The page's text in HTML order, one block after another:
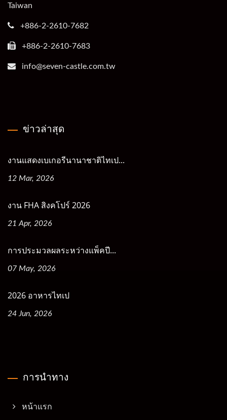
Taiwan
+886-2-2610-7682
+886-2-2610-7683
info@seven-castle.com.tw
ข่าวล่าสุด
งานแสดงเบเกอรีนานาชาติไทเป...
12 Mar, 2026
งาน FHA สิงคโปร์ 2026
21 Apr, 2026
การประมวลผลระหว่างแพ็คปี...
07 May, 2026
2026 อาหารไทเป
24 Jun, 2026
การนำทาง
หน้าแรก